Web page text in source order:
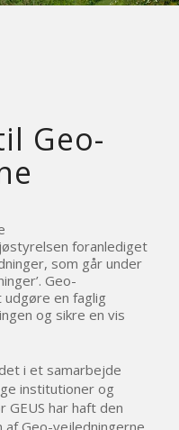
Geo-
foranlediget
som går under
Geo-
en faglig
og sikre en vis
i et samarbejde
institutioner og
har haft den